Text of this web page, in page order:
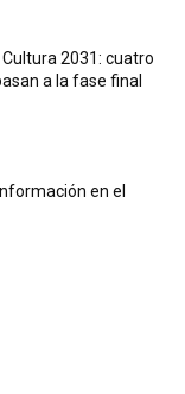
2031: cuatro
a la fase final
en el